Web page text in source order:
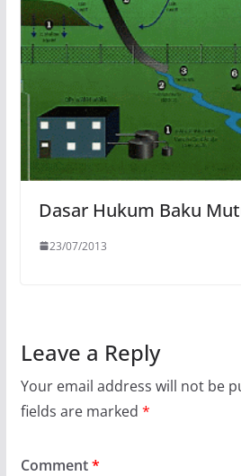
Dasar Hukum Baku
23/07/2013
Leave a Reply
Your email address will not be
fields are marked *
Comment*